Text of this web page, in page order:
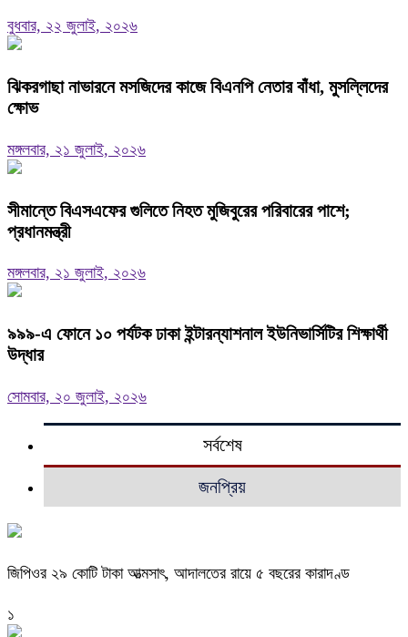
বুধবার, ২২ জুলাই, ২০২৬
ঝিকরগাছা নাভারনে মসজিদের কাজে বিএনপি নেতার বাঁধা, মুসল্লিদের
ক্ষোভ
মঙ্গলবার, ২১ জুলাই, ২০২৬
সীমান্তে বিএসএফের গুলিতে নিহত মুজিবুরের পরিবারের পাশে;
প্রধানমন্ত্রী
মঙ্গলবার, ২১ জুলাই, ২০২৬
৯৯৯-এ ফোনে ১০ পর্যটক ঢাকা ইন্টারন্যাশনাল ইউনিভার্সিটির শিক্ষার্থী
উদ্ধার
সোমবার, ২০ জুলাই, ২০২৬
সর্বশেষ
জনপ্রিয়
জিপিওর ২৯ কোটি টাকা আত্মসাৎ, আদালতের রায়ে ৫ বছরের কারাদণ্ড
১